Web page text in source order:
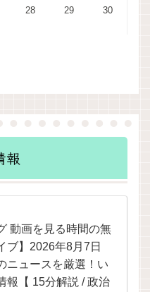
28 29
30
報
動画を見る時間の無
ブ】2026年8月7日
ニュースを厳選！い
報【 15分解説 / 政治